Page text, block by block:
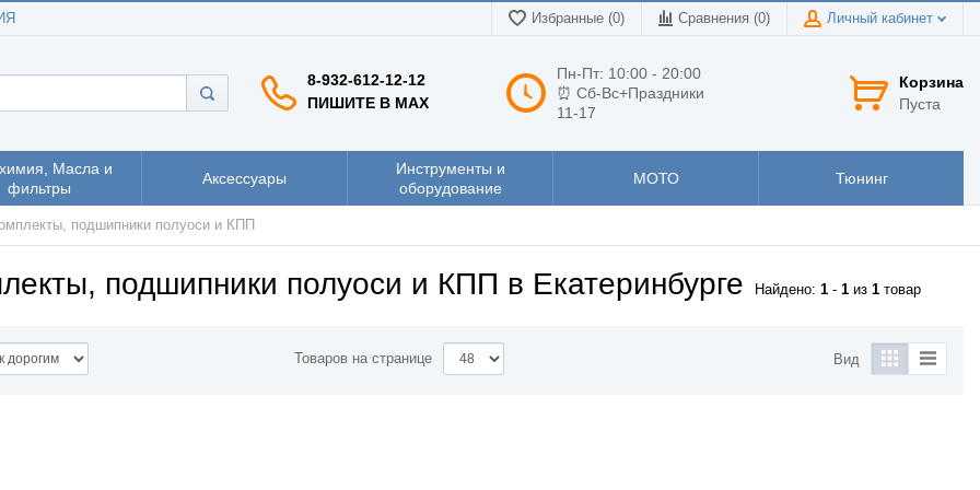
Избранные (0) Сравнения (0) Личный кабинет
8-932-612-12-12
ПИШИТЕ В MAX
Пн-Пт: 10:00 - 20:00
⏰ Сб-Вс+Праздники
11-17
Корзина
Пуста
Масла и
фильтры
Аксессуары
Инструменты и
оборудование
МОТО Тюнинг
подшипники полуоси и КПП
подшипники полуоси и КПП в Екатеринбурге Найдено: 1 - 1 из 1 товар
Товаров на странице Вид